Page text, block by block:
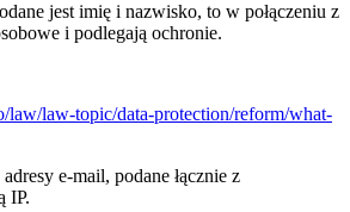
jest imię i nazwisko, to w połączeniu z
i podlegają ochronie.
law/law-topic/data-protection/reform/what-
e-mail, podane łącznie z
IP.